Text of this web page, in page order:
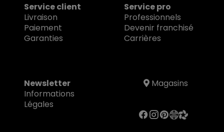
Service client
Livraison
Paiement
Garanties
Service pro
Professionnels
Devenir franchisé
Carrières
Newsletter
Informations
Légales
Magasins